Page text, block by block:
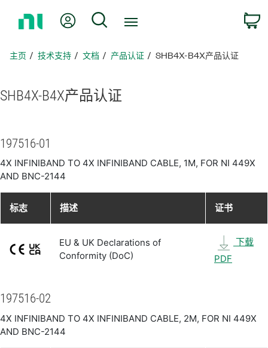
页
我的账户 搜索
主页 技术支持 文档 产品认证 SHB4X-B4X产品认证
SHB4X-B4X产品认证
197516-01
4X INFINIBAND TO 4X INFINIBAND CABLE, 1M, FOR NI 449X
AND BNC-2144
标志 描述 证书
EU & UK Declarations of
Conformity (DoC)
下载
PDF
197516-02
4X INFINIBAND TO 4X INFINIBAND CABLE, 2M, FOR NI 449X
AND BNC-2144